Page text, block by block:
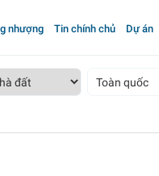
nhượng Tin chính chủ Dự án
Toàn quốc